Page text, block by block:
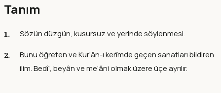
Tanım
Sözün düzgün, kusursuz ve yerinde söylenmesi.
Bunu öğreten ve Kur’ân-ı kerîmde geçen sanatları bildiren
ilim. Bedî‘, beyân ve me‘âni olmak üzere üçe ayrılır.